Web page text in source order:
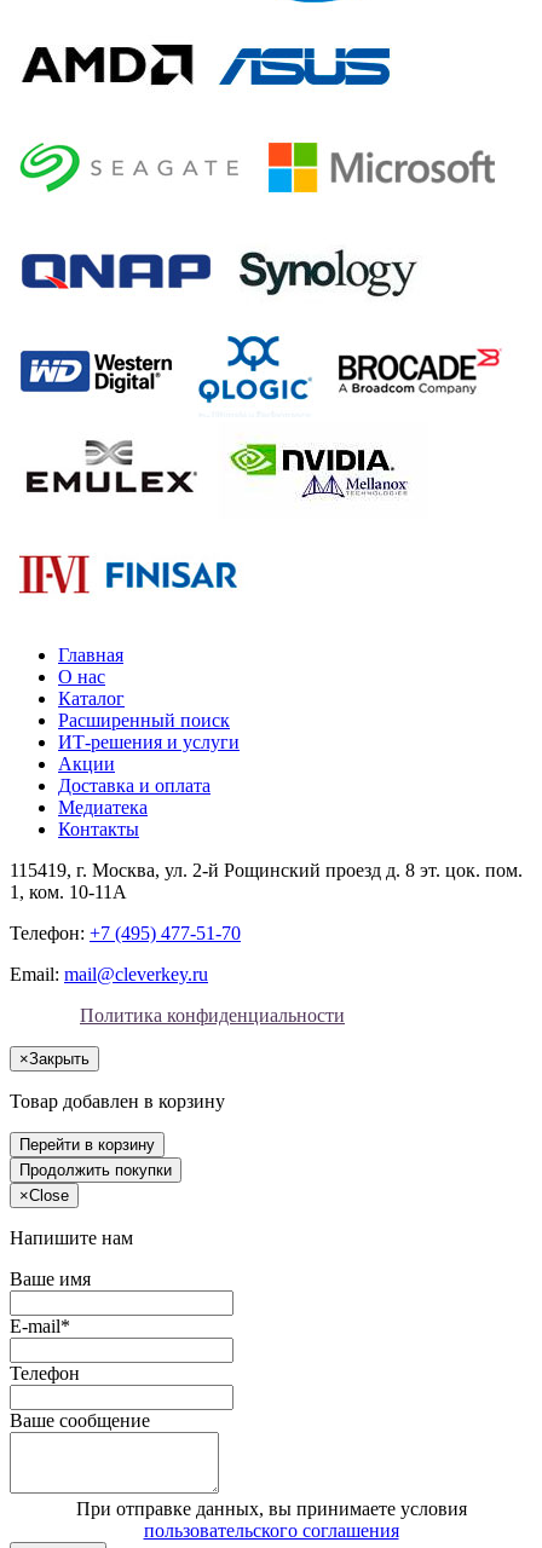
Главная
О нас
Каталог
Расширенный поиск
ИТ-решения и услуги
Акции
Доставка и оплата
Медиатека
Контакты
115419, г. Москва, ул. 2-й Рощинский проезд д. 8 эт. цок. пом.
1, ком. 10-11А
Телефон: +7 (495) 477-51-70
Email: mail@cleverkey.ru
Политика конфиденциальности
×Закрыть
Товар добавлен в корзину
Перейти в корзину
Продолжить покупки
×Close
Напишите нам
Ваше имя
E-mail*
Телефон
Ваше сообщение
При отправке данных, вы принимаете условия
пользовательского соглашения